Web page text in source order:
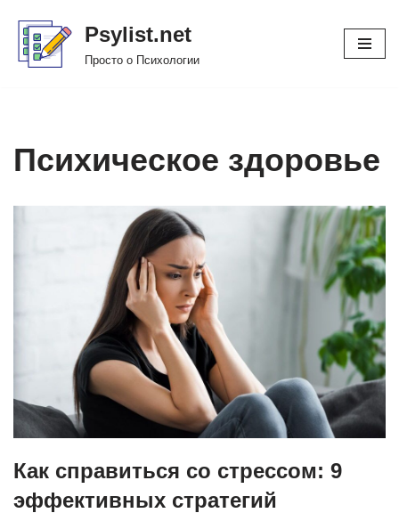
Перейти
Psylist.net
Просто о Психологии
Психическое здоровье
Как справиться со стрессом: 9
эффективных стратегий